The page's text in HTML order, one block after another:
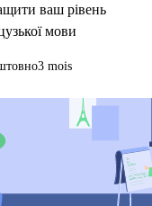
ваш рівень
мови
3 mois